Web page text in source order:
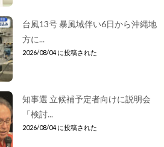
台風13号 暴風域伴い6日から沖縄地
方に...
2026/08/04 に投稿された
知事選 立候補予定者向けに説明会
「検討...
2026/08/04 に投稿された